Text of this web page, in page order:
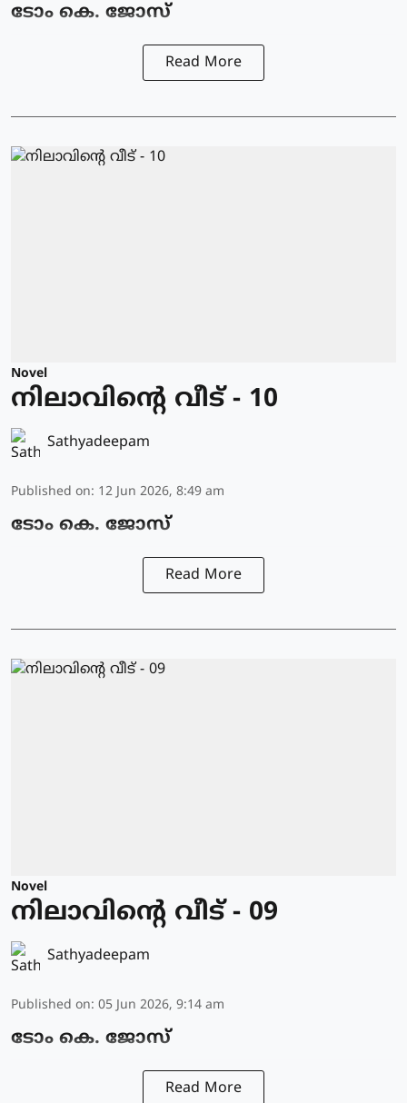
ടോം കെ. ജോസ്
Read More
Novel
നിലാവിന്റെ വീട് - 10
Sathyadeepam
Published on: 12 Jun 2026, 8:49 am
ടോം കെ. ജോസ്
Read More
Novel
നിലാവിന്റെ വീട് - 09
Sathyadeepam
Published on: 05 Jun 2026, 9:14 am
ടോം കെ. ജോസ്
Read More